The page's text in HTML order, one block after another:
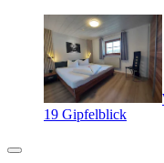
19 Gipfelblick